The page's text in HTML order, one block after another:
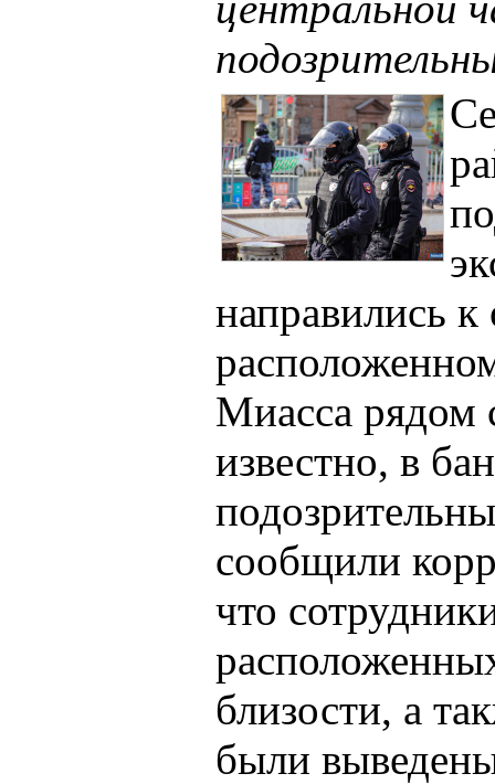
направились
Миасса рядом
известно, в
сообщили
что
близости, а
были